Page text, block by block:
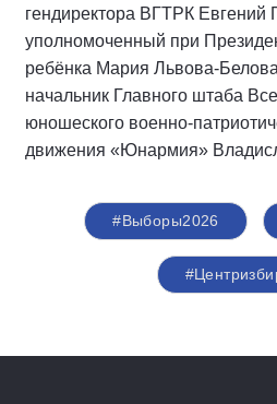
гендиректора ВГТРК Евгений
уполномоченный при
ребёнка Мария Львова-
начальник Главного штаба
юношеского военно-
движения «Юнармия»
#Выборы2026